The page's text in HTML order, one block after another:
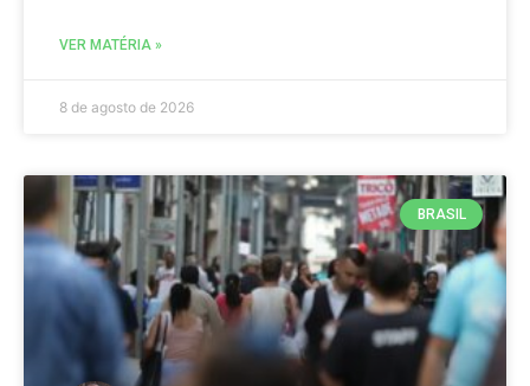
VER MATÉRIA »
8 de agosto de 2026
BRASIL